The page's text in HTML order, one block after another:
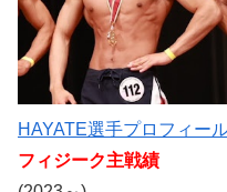
HAYATE選手プロフィー
フィジーク主戦績